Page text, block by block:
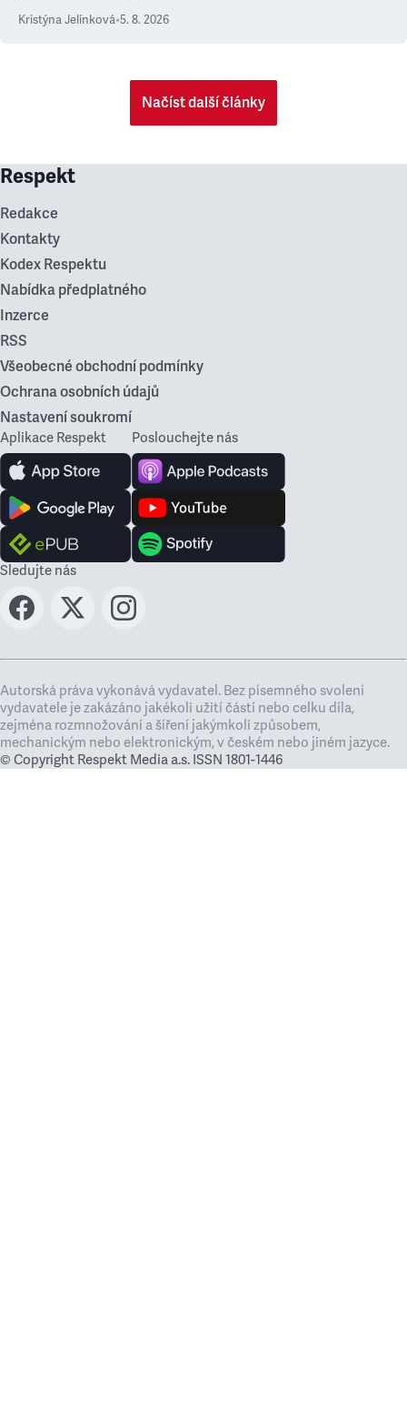
Kristýna Jelínková•5. 8. 2026
Načíst další články
Respekt
Redakce
Kontakty
Kodex Respektu
Nabídka předplatného
Inzerce
RSS
Všeobecné obchodní podmínky
Ochrana osobních údajů
Nastavení soukromí
Aplikace Respekt Poslouchejte nás
Sledujte nás
Autorská práva vykonává vydavatel. Bez písemného svolení
vydavatele je zakázáno jakékoli užití částí nebo celku díla,
zejména rozmnožování a šíření jakýmkoli způsobem,
mechanickým nebo elektronickým, v českém nebo jiném jazyce.
© Copyright Respekt Media a.s. ISSN 1801-1446